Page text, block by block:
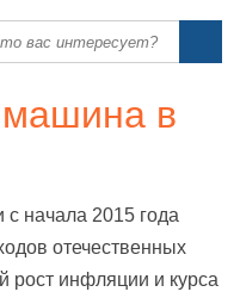
в
начала 2015 года
отечественных
рост инфляции и курса